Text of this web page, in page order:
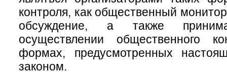
контроля, как общественный
обсуждение, а также
осуществлении общественного
формах, предусмотренных
законом.